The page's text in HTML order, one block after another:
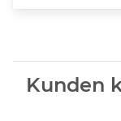
Kunden